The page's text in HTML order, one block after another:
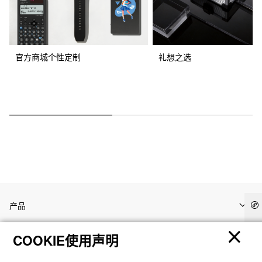
官方商城个性定制 礼想之选
产品
客户支持
COOKIE使用声明